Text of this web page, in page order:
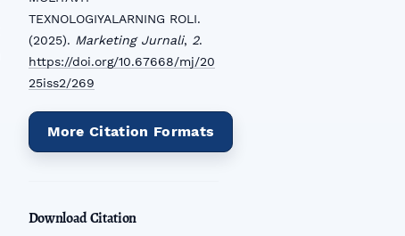
TEXNOLOGIYALARNING ROLI.
(2025). Marketing Jurnali, 2.
https://doi.org/10.67668/mj/20
25iss2/269
More Citation Formats
Download Citation